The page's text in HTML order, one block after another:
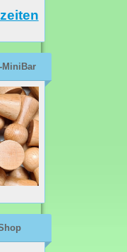
Stanzschablone
Craftables
Gärtner
8,95 €
MiniBar